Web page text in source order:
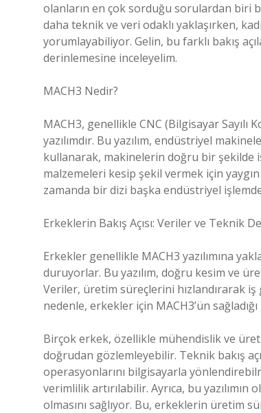
olanların en çok sorduğu sorulardan biri
daha teknik ve veri odaklı yaklaşırken,
yorumlayabiliyor. Gelin, bu farklı bakış
derinlemesine inceleyelim.
MACH3 Nedir?
MACH3, genellikle CNC (Bilgisayar
yazılımdır. Bu yazılım, endüstriyel
kullanarak, makinelerin doğru bir şekilde
malzemeleri kesip şekil vermek için
zamanda bir dizi başka endüstriyel
Erkeklerin Bakış Açısı: Veriler ve Teknik
Erkekler genellikle MACH3 yazılımına
duruyorlar. Bu yazılım, doğru kesim ve
Veriler, üretim süreçlerini hızlandırarak
nedenle, erkekler için MACH3’ün
Birçok erkek, özellikle mühendislik ve
doğrudan gözlemleyebilir. Teknik bakış
operasyonlarını bilgisayarla
verimlilik artırılabilir. Ayrıca, bu
olmasını sağlıyor. Bu, erkeklerin üretim